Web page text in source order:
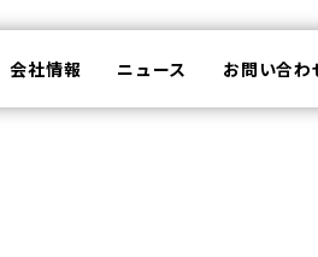
会社情報 ニュース お問い合わ